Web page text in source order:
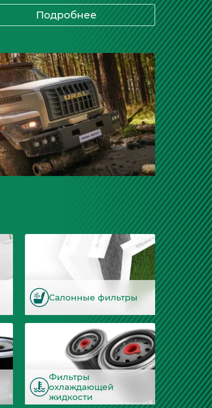
Подробнее
Салонные фильтры
Фильтры
охлаждающей
жидкости